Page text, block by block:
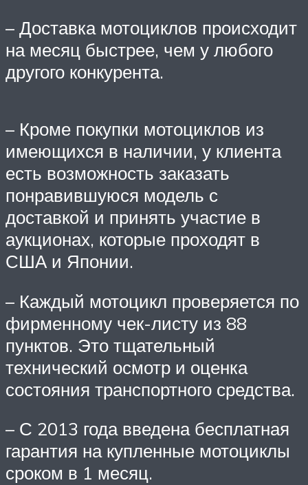
– Доставка мотоциклов происходит
на месяц быстрее, чем у любого
другого конкурента.
– Кроме покупки мотоциклов из
имеющихся в наличии, у клиента
есть возможность заказать
понравившуюся модель с
доставкой и принять участие в
аукционах, которые проходят в
США и Японии.
– Каждый мотоцикл проверяется по
фирменному чек-листу из 88
пунктов. Это тщательный
технический осмотр и оценка
состояния транспортного средства.
– С 2013 года введена бесплатная
гарантия на купленные мотоциклы
сроком в 1 месяц.